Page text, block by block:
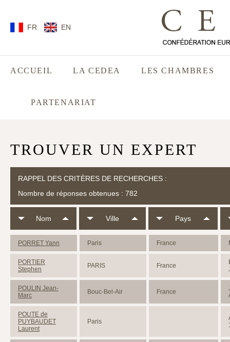
FR EN
ACCUEIL LA CEDEA LES CHAMBRES
PARTENARIAT
TROUVER UN EXPERT
RAPPEL DES CRITÈRES DE RECHERCHES :
Nombre de réponses obtenues : 782
Nom Ville Pays
PORRET Yann Paris France
PORTIER
Stephen
PARIS France
POULIN Jean-
Marc
Bouc-Bel-Air France
POUTE de
PUYBAUDET
Laurent
Paris